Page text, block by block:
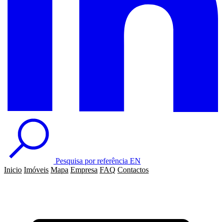
Pesquisa por referência EN
Inicio Imóveis Mapa Empresa FAQ Contactos